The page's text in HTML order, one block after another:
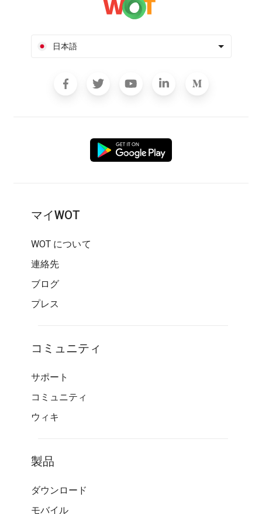
日本語
マイWOT
WOT について
連絡先
ブログ
プレス
コミュニティ
サポート
コミュニティ
ウィキ
製品
ダウンロード
モバイル